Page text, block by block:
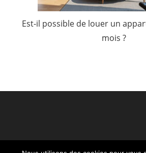
Est-il possible de louer un
mois ?